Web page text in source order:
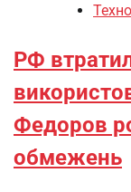
РФ
Федоров
обмежень